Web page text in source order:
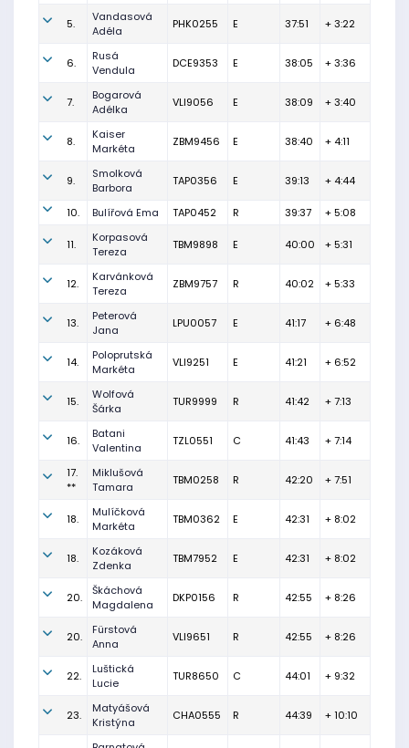
5.
Vandasová
Adéla
PHK0255 E 37:51 + 3:22
6.
Rusá
Vendula
DCE9353 E 38:05 + 3:36
7.
Bogarová
Adélka
VLI9056 E 38:09 + 3:40
8.
Kaiser
Markéta
ZBM9456 E 38:40 + 4:11
9.
Smolková
Barbora
TAP0356 E 39:13 + 4:44
10. Bulířová Ema TAP0452 R 39:37 + 5:08
11.
Korpasová
Tereza
TBM9898 E 40:00 + 5:31
12.
Karvánková
Tereza
ZBM9757 R 40:02 + 5:33
13.
Peterová
Jana
LPU0057 E 41:17 + 6:48
14.
Poloprutská
Markéta
VLI9251 E 41:21 + 6:52
15.
Wolfová
Šárka
TUR9999 R 41:42 + 7:13
16.
Batani
Valentina
TZL0551 C 41:43 + 7:14
17.
**
Miklušová
Tamara
TBM0258 R 42:20 + 7:51
18.
Mulíčková
Markéta
TBM0362 E 42:31 + 8:02
18.
Kozáková
Zdenka
TBM7952 E 42:31 + 8:02
20.
Škáchová
Magdalena
DKP0156 R 42:55 + 8:26
20.
Fürstová
Anna
VLI9651 R 42:55 + 8:26
22.
Luštická
Lucie
TUR8650 C 44:01 + 9:32
23.
Matyášová
Kristýna
CHA0555 R 44:39 + 10:10